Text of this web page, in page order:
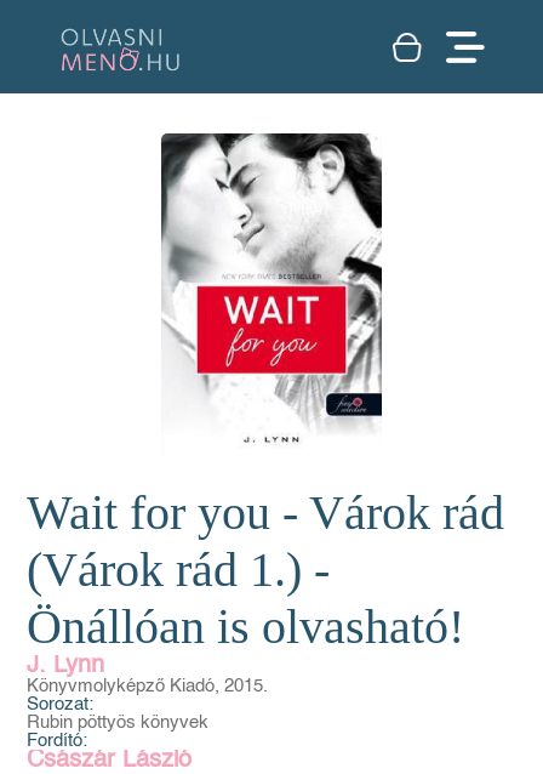
Wait for you - Várok rád
(Várok rád 1.) -
Önállóan is olvasható!
J. Lynn
Könyvmolyképző Kiadó, 2015.
Sorozat:
Rubin pöttyös könyvek
Fordító:
Császár László